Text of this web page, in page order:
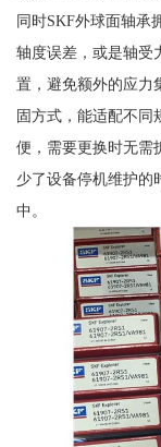
同时SKF外球面轴承
轴度误差，或是轴受
置，避免额外的应力
固方式，能适配不同
便，需要更换时无需
少了设备停机维护的
中。